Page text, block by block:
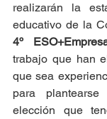
realizarán la
4º
trabajo que han
que sea
para
elección que